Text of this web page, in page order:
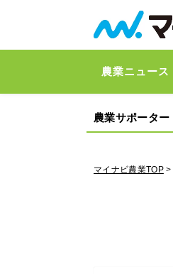
農業ニュース
農業サポーター
マイナビ農業TOP>